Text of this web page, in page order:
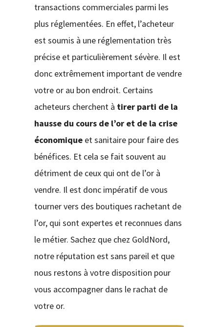
transactions commerciales parmi les
plus réglementées. En effet, l’acheteur
est soumis à une réglementation très
précise et particulièrement sévère. Il est
donc extrêmement important de vendre
votre or au bon endroit. Certains
acheteurs cherchent à tirer parti de la
hausse du cours de l’or et de la crise
économiqueet sanitaire pour faire des
bénéfices. Et cela se fait souvent au
détriment de ceux qui ont de l’or à
vendre. Il est donc impératif de vous
tourner vers des boutiques rachetant de
l’or, qui sont expertes et reconnues dans
le métier. Sachez que chez GoldNord,
notre réputation est sans pareil et que
nous restons à votre disposition pour
vous accompagner dans le rachat de
votre or.